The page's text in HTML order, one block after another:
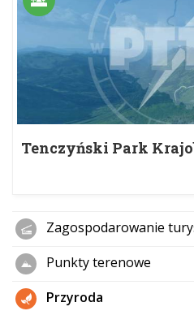
Tenczyński Park
Zagospodarowanie
Punkty terenowe
Przyroda